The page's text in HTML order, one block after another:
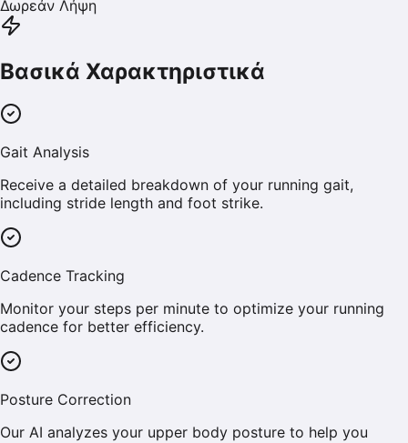
Δωρεάν Λήψη
Βασικά Χαρακτηριστικά
Gait Analysis
Receive a detailed breakdown of your running gait,
including stride length and foot strike.
Cadence Tracking
Monitor your steps per minute to optimize your running
cadence for better efficiency.
Posture Correction
Our AI analyzes your upper body posture to help you